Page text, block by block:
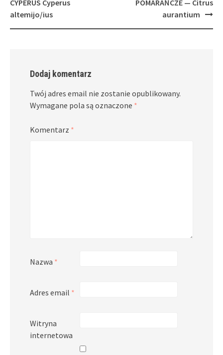
CYPERUS Cyperus
altemijo/ius
POMARAŃCZE — Citrus
aurantium
Dodaj komentarz
Twój adres email nie zostanie opublikowany.
Wymagane pola są oznaczone *
Komentarz *
Nazwa *
Adres email *
Witryna
internetowa